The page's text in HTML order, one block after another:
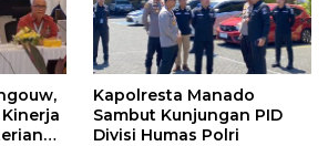
Kapolresta Manado
Sambut Kunjungan PID
Divisi Humas Polri